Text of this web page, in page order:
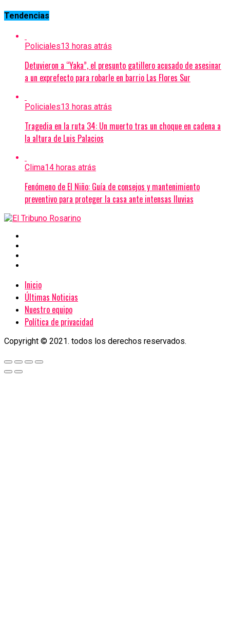
Tendencias
Policiales13 horas atrás
Detuvieron a “Yaka”, el presunto gatillero acusado de asesinar
a un exprefecto para robarle en barrio Las Flores Sur
Policiales13 horas atrás
Tragedia en la ruta 34: Un muerto tras un choque en cadena a
la altura de Luis Palacios
Clima14 horas atrás
Fenómeno de El Niño: Guía de consejos y mantenimiento
preventivo para proteger la casa ante intensas lluvias
Inicio
Últimas Noticias
Nuestro equipo
Política de privacidad
Copyright © 2021. todos los derechos reservados.